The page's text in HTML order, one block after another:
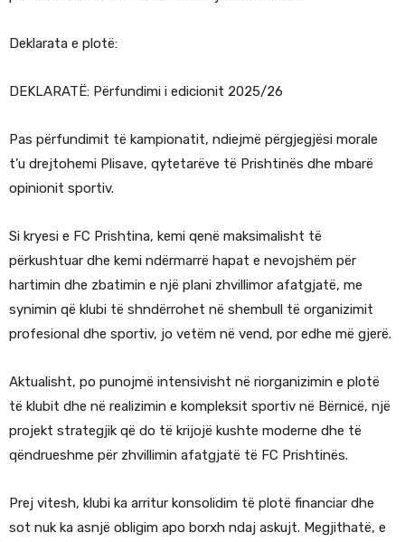
Deklarata e plotë:
DEKLARATË: Përfundimi i edicionit 2025/26
Pas përfundimit të kampionatit, ndiejmë përgjegjësi morale
t’u drejtohemi Plisave, qytetarëve të Prishtinës dhe mbarë
opinionit sportiv.
Si kryesi e FC Prishtina, kemi qenë maksimalisht të
përkushtuar dhe kemi ndërmarrë hapat e nevojshëm për
hartimin dhe zbatimin e një plani zhvillimor afatgjatë, me
synimin që klubi të shndërrohet në shembull të organizimit
profesional dhe sportiv, jo vetëm në vend, por edhe më gjerë.
Aktualisht, po punojmë intensivisht në riorganizimin e plotë
të klubit dhe në realizimin e kompleksit sportiv në Bërnicë, një
projekt strategjik që do të krijojë kushte moderne dhe të
qëndrueshme për zhvillimin afatgjatë të FC Prishtinës.
Prej vitesh, klubi ka arritur konsolidim të plotë financiar dhe
sot nuk ka asnjë obligim apo borxh ndaj askujt. Megjithatë, e